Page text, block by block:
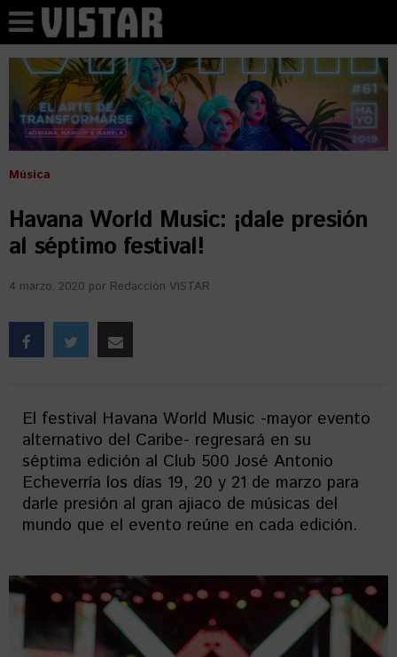
Música
Havana World Music: ¡dale presión
al séptimo festival!
4 marzo, 2020 por Redacción VISTAR
El festival Havana World Music -mayor evento
alternativo del Caribe- regresará en su
séptima edición al Club 500 José Antonio
Echeverría los días 19, 20 y 21 de marzo para
darle presión al gran ajiaco de músicas del
mundo que el evento reúne en cada edición.